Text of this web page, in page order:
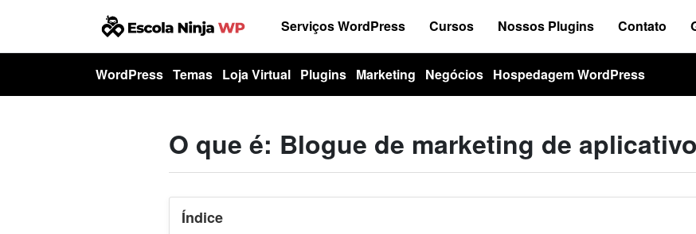
Serviços WordPress Cursos Nossos Plugins Contato
WordPress Temas Loja Virtual Plugins Marketing Negócios Hospedagem WordPress
O que é: Blogue de marketing de
Índice